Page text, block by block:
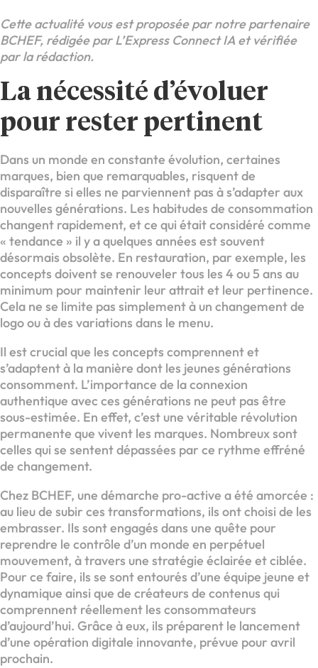
Cette actualité vous est proposée par notre partenaire
BCHEF, rédigée par L’Express Connect IA et vérifiée
par la rédaction.
La nécessité d’évoluer
pour rester pertinent
Dans un monde en constante évolution, certaines
marques, bien que remarquables, risquent de
disparaître si elles ne parviennent pas à s’adapter aux
nouvelles générations. Les habitudes de consommation
changent rapidement, et ce qui était considéré comme
« tendance » il y a quelques années est souvent
désormais obsolète. En restauration, par exemple, les
concepts doivent se renouveler tous les 4 ou 5 ans au
minimum pour maintenir leur attrait et leur pertinence.
Cela ne se limite pas simplement à un changement de
logo ou à des variations dans le menu.
Il est crucial que les concepts comprennent et
s’adaptent à la manière dont les jeunes générations
consomment. L’importance de la connexion
authentique avec ces générations ne peut pas être
sous-estimée. En effet, c’est une véritable révolution
permanente que vivent les marques. Nombreux sont
celles qui se sentent dépassées par ce rythme effréné
de changement.
Chez BCHEF, une démarche pro-active a été amorcée :
au lieu de subir ces transformations, ils ont choisi de les
embrasser. Ils sont engagés dans une quête pour
reprendre le contrôle d’un monde en perpétuel
mouvement, à travers une stratégie éclairée et ciblée.
Pour ce faire, ils se sont entourés d’une équipe jeune et
dynamique ainsi que de créateurs de contenus qui
comprennent réellement les consommateurs
d’aujourd’hui. Grâce à eux, ils préparent le lancement
d’une opération digitale innovante, prévue pour avril
prochain.